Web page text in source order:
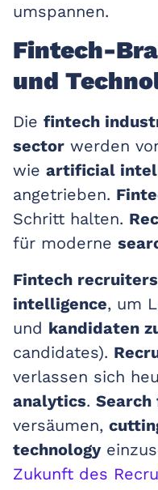
umspannen.
Fintech-
und
Die fintech
sector werden
wie artificial
angetrieben.
Schritt halten.
für moderne
Fintech recruiters
intelligence, um
und kandidaten
candidates).
verlassen sich
analytics. Search
versäumen,
technology
Zukunft des